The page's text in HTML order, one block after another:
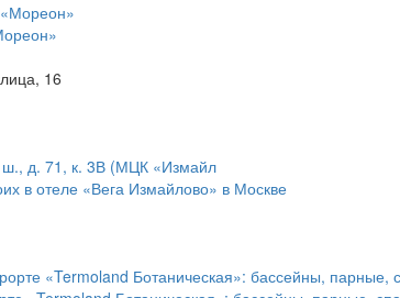
16
в отеле «Вега Измайлово» в Москве